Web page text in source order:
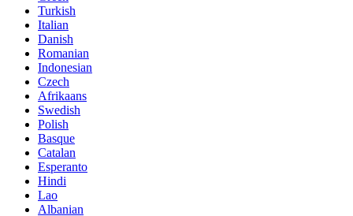
Turkish
Italian
Danish
Romanian
Indonesian
Czech
Afrikaans
Swedish
Polish
Basque
Catalan
Esperanto
Hindi
Lao
Albanian